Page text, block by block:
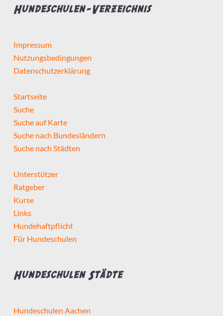
Preis pro Stunde max.
Hundeschule...
macht Hausbesuche
Selbstständig seit mindestens
Hundeschulen-Verzeichnis
Impressum
Nutzungsbedingungen
Datenschutzerklärung
Startseite
Suche
Suche auf Karte
Suche nach Bundesländern
Suche nach Städten
Unterstützer
Ratgeber
Kurse
Links
Hundehaftpflicht
Für Hundeschulen
Hundeschulen Städte
Hundeschulen Aachen